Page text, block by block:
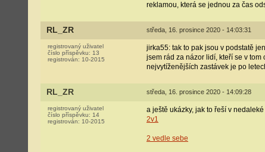
reklamou, která se jednou za čas
RL_ZR středa, 16. prosince 2020 - 14:03:31
registrovaný uživatel
číslo příspěvku: 13
registrován: 10-2015
jirka55: tak to pak jsou v podstatě
jsem rád za názor lidí, kteří se v tom
nejvytíženějších zastávek je po
RL_ZR středa, 16. prosince 2020 - 14:09:28
registrovaný uživatel
číslo příspěvku: 14
registrován: 10-2015
a ještě ukázky, jak to řeší v
2v1
2 vedle sebe